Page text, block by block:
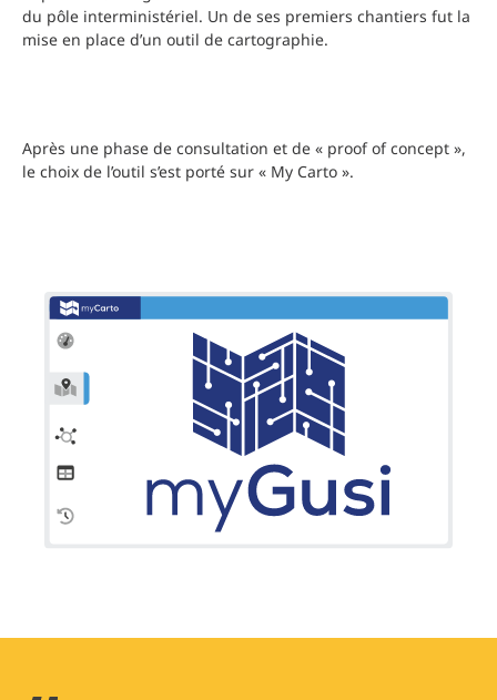
du pôle interministériel. Un de ses premiers chantiers fut la
mise en place d’un outil de cartographie.
Après une phase de consultation et de « proof of concept »,
le choix de l’outil s’est porté sur « My Carto ».